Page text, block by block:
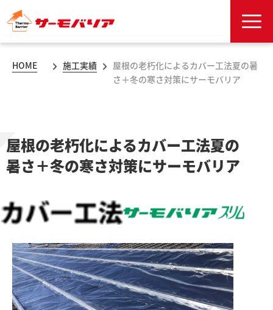
HOME 施工実績
屋根の老朽化によるカバー工法夏の暑
さ＋冬の寒さ対策にサーモバリア
屋根の老朽化によるカバー工法夏の
暑さ＋冬の寒さ対策にサーモバリア